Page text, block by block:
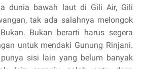
dunia bawah laut di Gili Air, Gili
tak ada salahnya melongok
Bukan berarti harus segera
untuk mendaki Gunung Rinjani.
sisi lain yang belum banyak